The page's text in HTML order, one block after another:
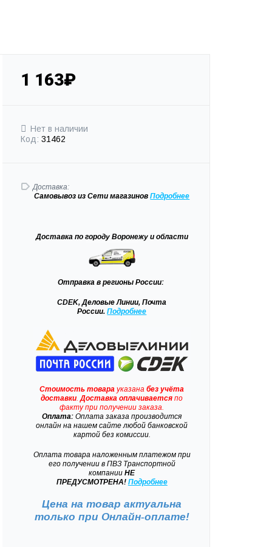
1 163₽
Нет в наличии
Код: 31462
Доставка:
Самовывозиз Сети магазиновПодробнее
Доставкапо городу Воронежу и области
Отправка в регионы России:
CDEK, Деловые Линии, Почта
России.Подробнее
Стоимость товара указанабез учёта
доставки .Доставка оплачивается по
факту при получении заказа.
Оплата: Оплата заказа производится
онлайн на нашем сайте любой банковской
картой без комиссии.
Оплата товара наложенным платежом при
его получении в ПВЗ Транспортной
компании НЕ
ПРЕДУСМОТРЕНА! Подробнее
Цена на товар актуальна
только при Онлайн-оплате!